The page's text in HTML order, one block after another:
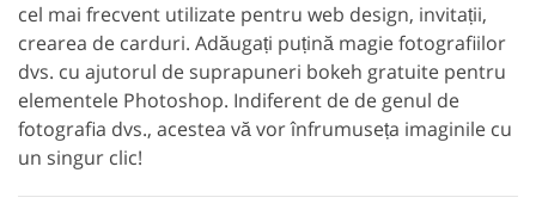
cel mai frecvent utilizate pentru web design, invitații,
crearea de carduri. Adăugați puțină magie fotografiilor
dvs. cu ajutorul de suprapuneri bokeh gratuite pentru
elementele Photoshop. Indiferent de de genul de
fotografia dvs., acestea vă vor înfrumuseța imaginile cu
un singur clic!